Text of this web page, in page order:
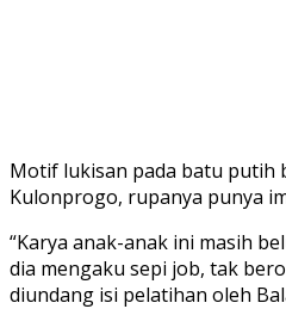
Motif lukisan pada batu putih
Kulonprogo, rupanya punya
“Karya anak-anak ini masih
dia mengaku sepi job, tak
diundang isi pelatihan oleh